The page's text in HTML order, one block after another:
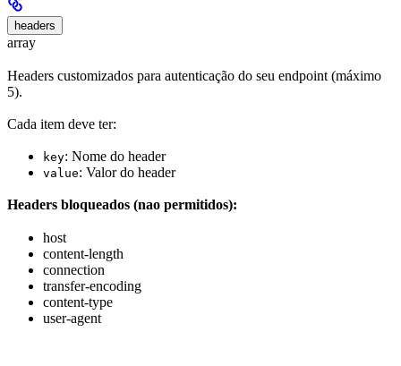
headers
array
Headers customizados para autenticação do seu endpoint (máximo
5).
Cada item deve ter:
key: Nome do header
value: Valor do header
Headers bloqueados (nao permitidos):
host
content-length
connection
transfer-encoding
content-type
user-agent